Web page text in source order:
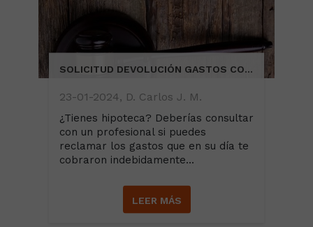
SOLICITUD DEVOLUCIÓN GASTOS CONSTITUCION DE HIPOTECA
23-01-2024, D. Carlos J. M.
¿Tienes hipoteca? Deberías consultar
con un profesional si puedes
reclamar los gastos que en su día te
cobraron indebidamente...
LEER MÁS